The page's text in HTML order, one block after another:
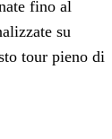
fino al
su
tour pieno di